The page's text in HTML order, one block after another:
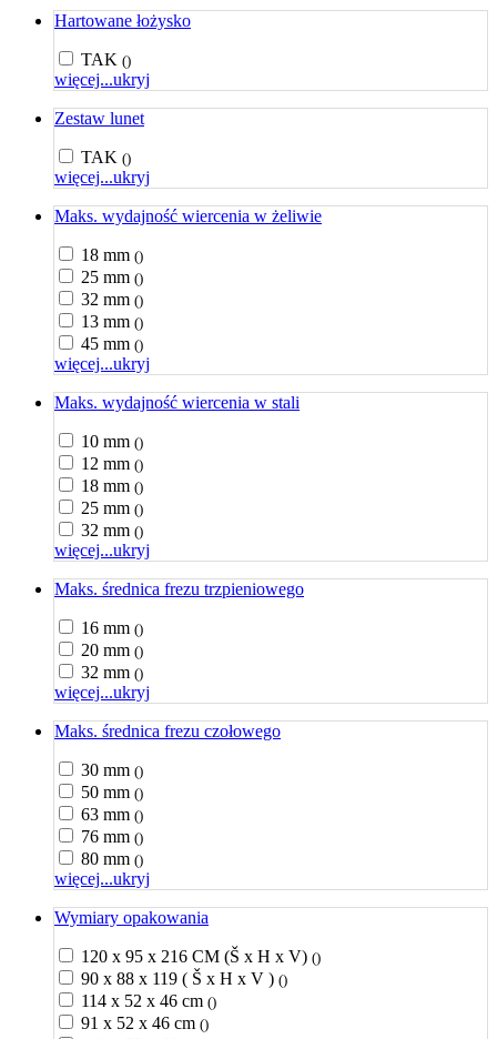
Hartowane łożysko
TAK ()
więcej...ukryj
Zestaw lunet
TAK ()
więcej...ukryj
Maks. wydajność wiercenia w żeliwie
18 mm ()
25 mm ()
32 mm ()
13 mm ()
45 mm ()
więcej...ukryj
Maks. wydajność wiercenia w stali
10 mm ()
12 mm ()
18 mm ()
25 mm ()
32 mm ()
więcej...ukryj
Maks. średnica frezu trzpieniowego
16 mm ()
20 mm ()
32 mm ()
więcej...ukryj
Maks. średnica frezu czołowego
30 mm ()
50 mm ()
63 mm ()
76 mm ()
80 mm ()
więcej...ukryj
Wymiary opakowania
120 x 95 x 216 CM (Š x H x V) ()
90 x 88 x 119 ( Š x H x V ) ()
114 x 52 x 46 cm ()
91 x 52 x 46 cm ()